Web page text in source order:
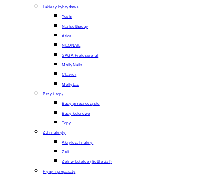
Lakiery hybrydowe
Yoshi
Nailsoftheday
Atica
NEONAIL
SAGA Professional
MollyNails
Clavier
MollyLac
Bazy i topy
Bazy przezroczyste
Bazy kolorowe
Topy
Żeli i akryly
Akrylożel i akryl
Żeli
Żeli w butelce (Bottle Żel)
Płyny i preparaty